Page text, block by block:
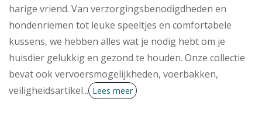
harige vriend. Van verzorgingsbenodigdheden en
hondenriemen tot leuke speeltjes en comfortabele
kussens, we hebben alles wat je nodig hebt om je
huisdier gelukkig en gezond te houden. Onze collectie
bevat ook vervoersmogelijkheden, voerbakken,
veiligheidsartikel... Lees meer